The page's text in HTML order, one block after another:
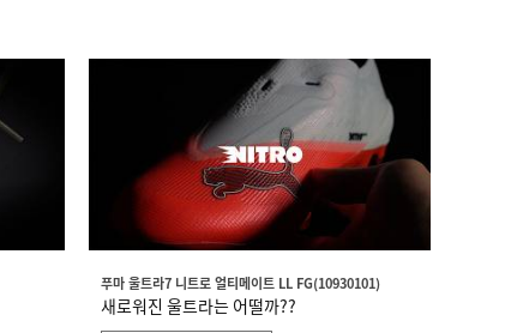
푸마 울트라7 니트로 얼티메이트 LL FG(10930101)
새로워진 울트라는 어떨까??